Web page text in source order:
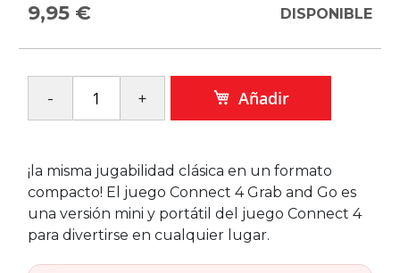
9,95 € DISPONIBLE
Añadir
¡la misma jugabilidad clásica en un formato
compacto! El juego Connect 4 Grab and Go es
una versión mini y portátil del juego Connect 4
para divertirse en cualquier lugar.